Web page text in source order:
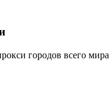
городов всего мира